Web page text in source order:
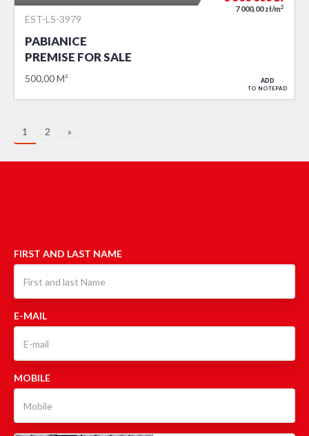
EST-LS-3979
PABIANICE
PREMISE FOR SALE
500,00 M²
7 000,00 zł/m2
ADD
TO NOTEPAD
1 2 »
FIRST AND LAST NAME
E-MAIL
MOBILE